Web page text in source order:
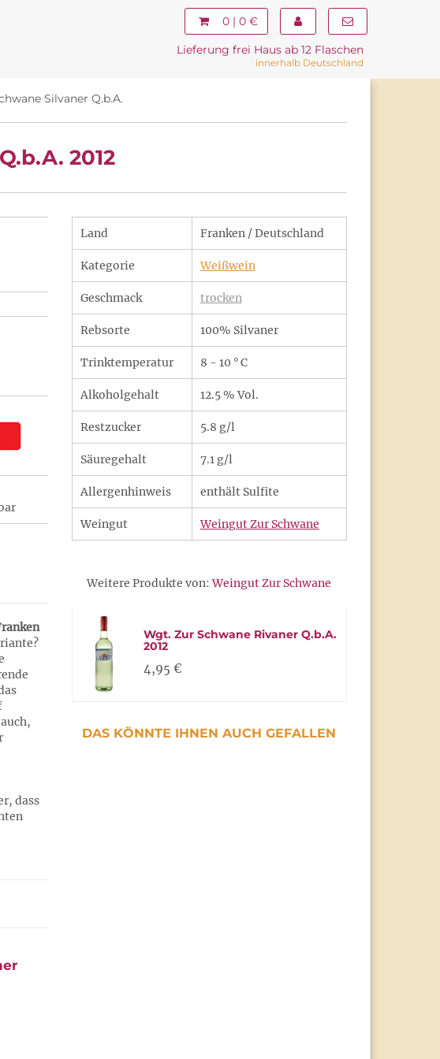
0 | 0 €
Lieferung frei Haus ab 12 Flaschen
innerhalb Deutschland
Silvaner Q.b.A.
2012
Land Franken / Deutschland
Kategorie Weißwein
Geschmack trocken
Rebsorte 100% Silvaner
Trinktemperatur 8 - 10 ° C
Alkoholgehalt 12.5 % Vol.
Restzucker 5.8 g/l
Säuregehalt 7.1 g/l
Allergenhinweis enthält Sulfite
Weingut Weingut Zur Schwane
dass
Weitere Produkte von:Weingut Zur Schwane
Wgt. Zur Schwane Rivaner Q.b.A.
2012
4,95 €
DAS KÖNNTE IHNEN AUCH GEFALLEN